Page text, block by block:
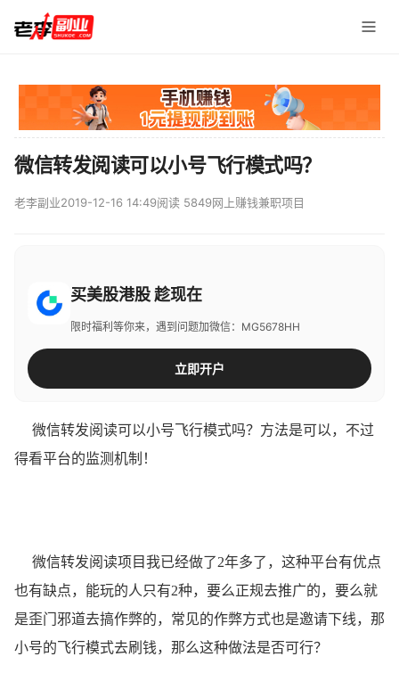
微信转发阅读可以小号飞行模式吗？
老李副业2019-12-16 14:49阅读 5849网上赚钱兼职项目
买美股港股 趁现在
限时福利等你来，遇到问题加微信：MG5678HH
立即开户
微信转发阅读可以小号飞行模式吗？方法是可以，不过
得看平台的监测机制！
微信转发阅读项目我已经做了2年多了，这种平台有优点
也有缺点，能玩的人只有2种，要么正规去推广的，要么就
是歪门邪道去搞作弊的，常见的作弊方式也是邀请下线，那
小号的飞行模式去刷钱，那么这种做法是否可行？